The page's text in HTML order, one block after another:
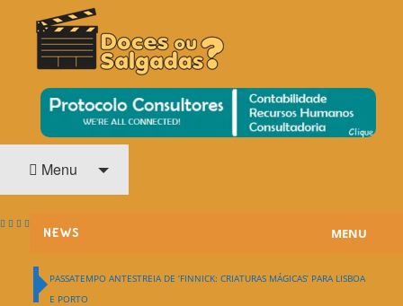
DOCES OU SALGADAS?
O Cinema? Uma Paixão!!
Menu
NEWS MENU
PASSATEMPO ANTESTREIA DE ‘FINNICK: CRIATURAS MÁGICAS’ PARA LISBOA
E PORTO